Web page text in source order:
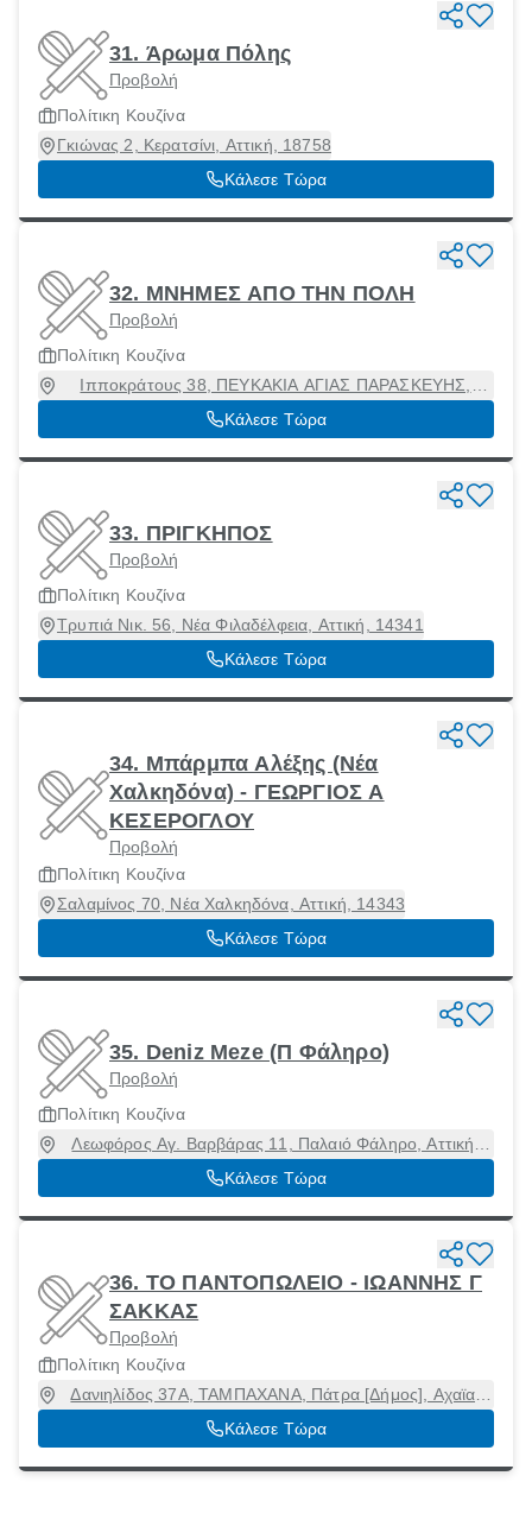
31. Άρωμα Πόλης
Προβολή
Πολίτικη Κουζίνα
Γκιώνας 2, Κερατσίνι, Αττική, 18758
Κάλεσε Τώρα
32. ΜΝΗΜΕΣ ΑΠΟ ΤΗΝ ΠΟΛΗ
Προβολή
Πολίτικη Κουζίνα
Ιπποκράτους 38, ΠΕΥΚΑΚΙΑ ΑΓΙΑΣ ΠΑΡΑΣΚΕΥΗΣ,
Χαλάνδρι, Αττική, 15238
Κάλεσε Τώρα
33. ΠΡΙΓΚΗΠΟΣ
Προβολή
Πολίτικη Κουζίνα
Τρυπιά Νικ. 56, Νέα Φιλαδέλφεια, Αττική, 14341
Κάλεσε Τώρα
34. Μπάρμπα Αλέξης (Νέα
Χαλκηδόνα) - ΓΕΩΡΓΙΟΣ Α
ΚΕΣΕΡΟΓΛΟΥ
Προβολή
Πολίτικη Κουζίνα
Σαλαμίνος 70, Νέα Χαλκηδόνα, Αττική, 14343
Κάλεσε Τώρα
35. Deniz Meze (Π Φάληρο)
Προβολή
Πολίτικη Κουζίνα
Λεωφόρος Αγ. Βαρβάρας 11, Παλαιό Φάληρο, Αττική,
17563
Κάλεσε Τώρα
36. ΤΟ ΠΑΝΤΟΠΩΛΕΙΟ - ΙΩΑΝΝΗΣ Γ
ΣΑΚΚΑΣ
Προβολή
Πολίτικη Κουζίνα
Δανιηλίδος 37Α, ΤΑΜΠΑΧΑΝΑ, Πάτρα [Δήμος], Αχαϊα,
26331
Κάλεσε Τώρα